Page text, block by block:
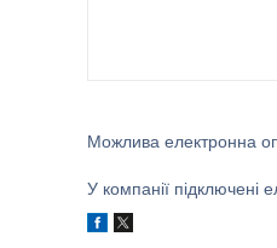
У компанії підключені